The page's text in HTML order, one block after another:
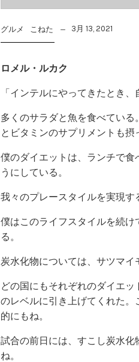
グルメ こねた 3月 13, 2021
ロメル・ルカク
「インテルにやってきたとき
多くのサラダと魚を食べてい
とビタミンのサプリメントも摂
僕のダイエットは、ランチで
うにしている。
我々のプレースタイルを実現す
僕はこのライフスタイルを続
る。
炭水化物については、サツマイ
どの国にもそれぞれのダイエ
のレベルに引き上げてくれた
的にもね。
試合の前日には、すこし炭水
ね。